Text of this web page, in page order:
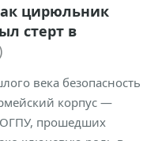
цирюльник
стерт в
века безопасность
корпус —
ОГПУ, прошедших